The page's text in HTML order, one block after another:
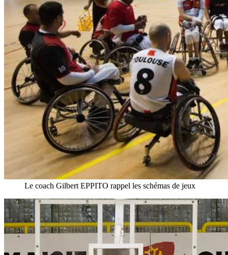
Le coach Gilbert EPPITO rappel les schémas de jeux